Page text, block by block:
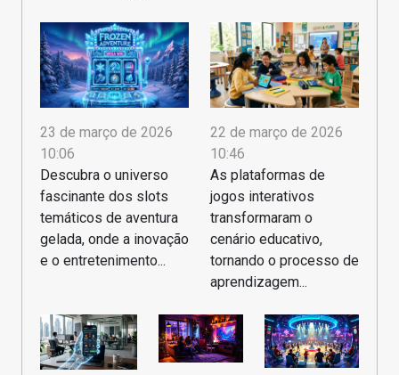
23 de março de 2026
10:06
Descubra o universo
fascinante dos slots
temáticos de aventura
gelada, onde a inovação
e o entretenimento...
22 de março de 2026
10:46
As plataformas de
jogos interativos
transformaram o
cenário educativo,
tornando o processo de
aprendizagem...